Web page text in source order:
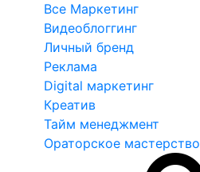
Все Маркетинг
Видеоблоггинг
Личный бренд
Реклама
Digital маркетинг
Креатив
Тайм менеджмент
Ораторское мастерство